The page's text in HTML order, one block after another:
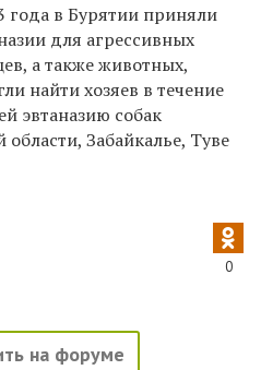
в Бурятии приняли
для агрессивных
а также животных,
найти хозяев в течение
эвтаназию собак
Забайкалье, Туве
0
на форуме